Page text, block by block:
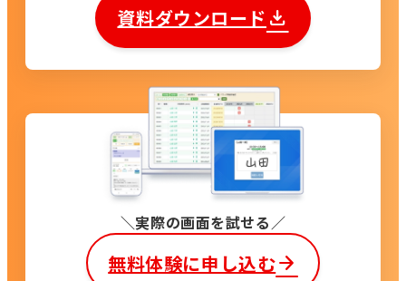
実際の画面を試せる
無料体験に申し込む
資料ダウンロード